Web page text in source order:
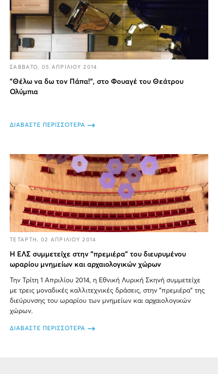
ΣΑΒΒΑΤΟ, 05 ΑΠΡΙΛΙΟΥ 2014
"Θέλω να δω τον Πάπα!", στο Φουαγέ του Θεάτρου
Ολύμπια
ΔΙΑΒΑΣΤΕ ΠΕΡΙΣΣΟΤΕΡΑ
ΤΕΤΑΡΤΗ, 02 ΑΠΡΙΛΙΟΥ 2014
Η ΕΛΣ συμμετείχε στην "πρεμιέρα" του διευρυμένου
ωραρίου μνημείων και αρχαιολογικών χώρων
Την Τρίτη 1 Απριλίου 2014, η Εθνική Λυρική Σκηνή συμμετείχε
με τρεις μοναδικές καλλιτεχνικές δράσεις, στην "πρεμιέρα" της
διεύρυνσης του ωραρίου των μνημείων και αρχαιολογικών
χώρων.
ΔΙΑΒΑΣΤΕ ΠΕΡΙΣΣΟΤΕΡΑ